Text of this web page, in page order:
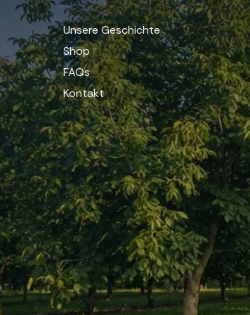
Unsere Geschichte
Shop
FAQs
Kontakt